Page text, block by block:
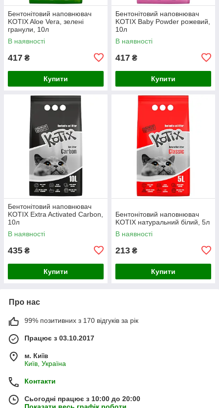
Бентонітовий наповнювач
KOTIX Aloe Vera, зелені
гранули, 10л
В наявності
417 ₴
Купити
Бентонітовий наповнювач
KOTIX Baby Powder рожевий,
10л
В наявності
417 ₴
Купити
Бентонітовий наповнювач
KOTIX Extra Activated Carbon,
10л
В наявності
435 ₴
Купити
Бентонітовий наповнювач
KOTIX натуральний білий, 5л
В наявності
213 ₴
Купити
Про нас
99% позитивних з 170 відгуків за рік
Працює з 03.10.2017
м. Київ
Київ, Україна
Контакти
Сьогодні працює з 10:00 до 20:00